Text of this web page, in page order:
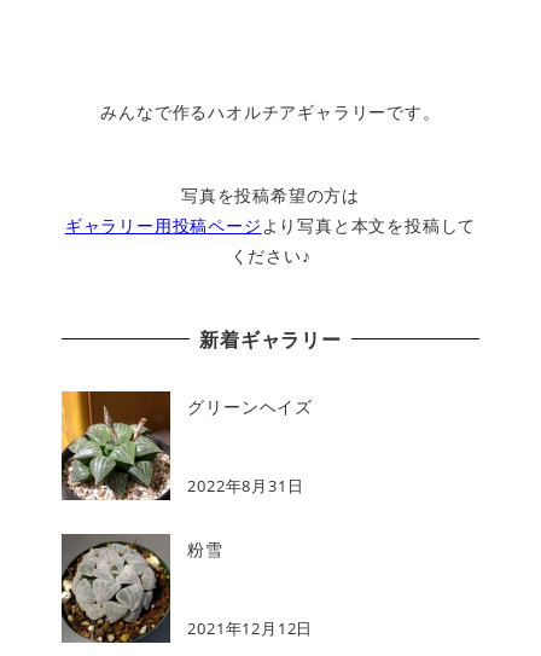
みんなで作るハオルチアギャラリーです。
写真を投稿希望の方は
ギャラリー用投稿ページ より写真と本文を投稿して
ください♪
新着ギャラリー
グリーンヘイズ
2022年8月31日
粉雪
2021年12月12日